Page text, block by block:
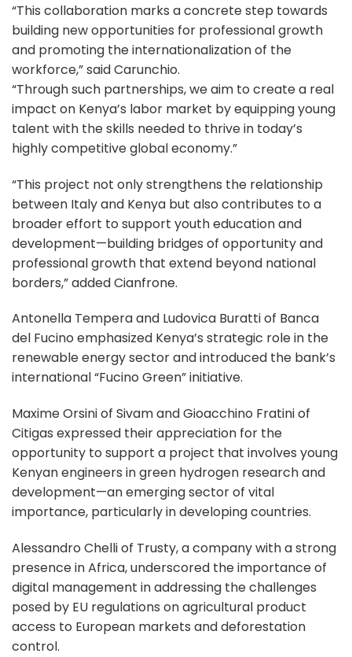
“This collaboration marks a concrete step towards
building new opportunities for professional growth
and promoting the internationalization of the
workforce,” said Carunchio.
“Through such partnerships, we aim to create a real
impact on Kenya’s labor market by equipping young
talent with the skills needed to thrive in today’s
highly competitive global economy.”
“This project not only strengthens the relationship
between Italy and Kenya but also contributes to a
broader effort to support youth education and
development—building bridges of opportunity and
professional growth that extend beyond national
borders,” added Cianfrone.
Antonella Tempera and Ludovica Buratti of Banca
del Fucino emphasized Kenya’s strategic role in the
renewable energy sector and introduced the bank’s
international “Fucino Green” initiative.
Maxime Orsini of Sivam and Gioacchino Fratini of
Citigas expressed their appreciation for the
opportunity to support a project that involves young
Kenyan engineers in green hydrogen research and
development—an emerging sector of vital
importance, particularly in developing countries.
Alessandro Chelli of Trusty, a company with a strong
presence in Africa, underscored the importance of
digital management in addressing the challenges
posed by EU regulations on agricultural product
access to European markets and deforestation
control.